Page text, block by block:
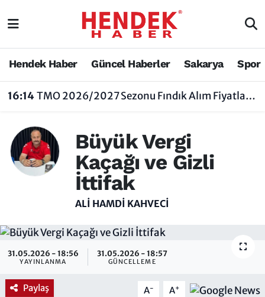
Hendek Haber Güncel Haberler Sakarya Spor
16:14TMO 2026/2027 Sezonu Fındık Alım Fiyatlarını Açıkladı
Büyük Vergi
Kaçağı ve Gizli
İttifak
ALI HAMDI KAHVECİ
31.05.2026 - 18:56
YAYINLANMA
31.05.2026 - 18:57
GÜNCELLEME
Paylaş A- A+
Hendek Haber
Spor
Nöbetçi Eczaneler
Vefat Edenler
Hendek Haber
Sakarya
Hakkında
Hendek Haber Reklam Servisi
Künye
İletişim
Sakarya Nöbetçi Eczaneler
Sakarya Trafik Yoğunluk Haritası
Süper Lig Puan Durumu ve Fikstür
Tüm Manşetler
Son Dakika Haberleri
Haber Arşivi